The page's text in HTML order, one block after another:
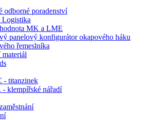
odborné poradenství
MK a LME
panelový konfigurátor okapového háku
řemeslníka
titanzinek
klempířské nářadí